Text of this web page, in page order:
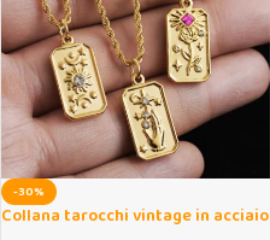
-30%
Collana tarocchi vintage in acciaio